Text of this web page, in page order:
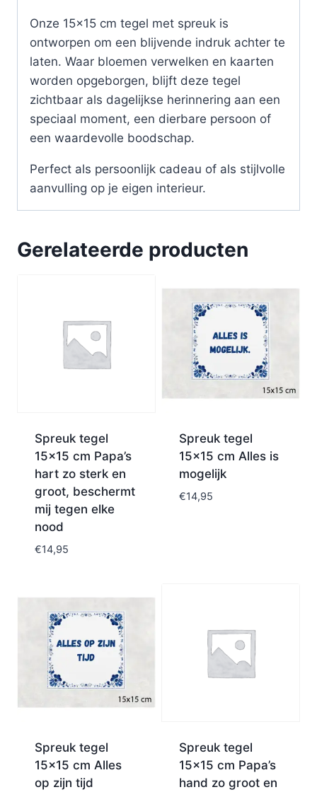
Onze 15×15 cm tegel met spreuk is
ontworpen om een blijvende indruk achter te
laten. Waar bloemen verwelken en kaarten
worden opgeborgen, blijft deze tegel
zichtbaar als dagelijkse herinnering aan een
speciaal moment, een dierbare persoon of
een waardevolle boodschap.
Perfect als persoonlijk cadeau of als stijlvolle
aanvulling op je eigen interieur.
Gerelateerde producten
Spreuk tegel
15×15 cm Papa’s
hart zo sterk en
groot, beschermt
mij tegen elke
nood
€14,95
Spreuk tegel
15×15 cm Alles is
mogelijk
€14,95
Spreuk tegel
15×15 cm Alles
op zijn tijd
Spreuk tegel
15×15 cm Papa’s
hand zo groot en